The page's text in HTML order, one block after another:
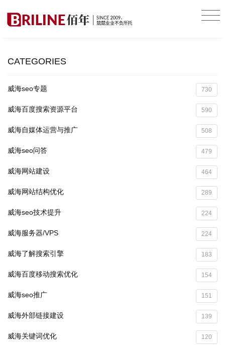
CATEGORIES
威海seo专题 730
威海百度搜索资源平台 590
威海自媒体运营与推广 508
威海seo问答 479
威海网站建设 464
威海网站结构优化 289
威海seo技术提升 224
威海服务器/VPS 224
威海了解搜索引擎 183
威海百度移动搜索优化 154
威海seo推广 151
威海外部链接建设 139
威海关键词优化 120